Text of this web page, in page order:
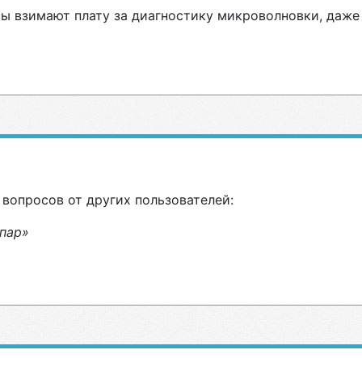
взимают плату за диагностику микроволновки,
от других пользователей: